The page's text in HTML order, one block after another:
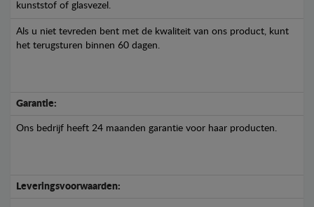
kunststof of glasvezel.
Als u niet tevreden bent met de kwaliteit van ons product, kunt
het terugsturen binnen 60 dagen.
Garantie:
Ons bedrijf heeft 24 maanden garantie voor haar producten.
Leveringsvoorwaarden: